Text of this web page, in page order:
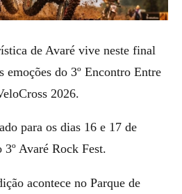
de Avaré vive neste final
emoções do 3º Encontro Entre
2026.
para os dias 16 e 17 de
Avaré Rock Fest.
acontece no Parque de